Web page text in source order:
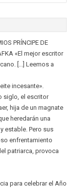
PRÍNCIPE DE
«El mejor escritor
[...] Leemos a
incesante».
siglo, el escritor
hija de un magnate
heredarán una
estable. Pero sus
enfrentamiento
patriarca, provoca
para celebrar el Año